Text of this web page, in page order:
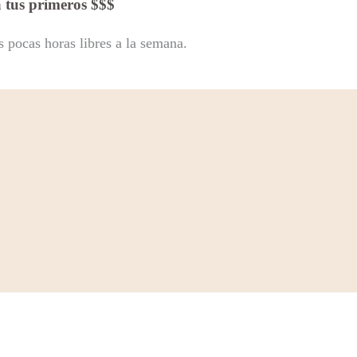
tus primeros $$$
horas libres a la semana.